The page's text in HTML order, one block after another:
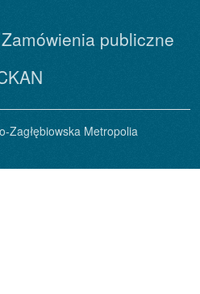
Zamówienia publiczne
Zagłębiowska Metropolia